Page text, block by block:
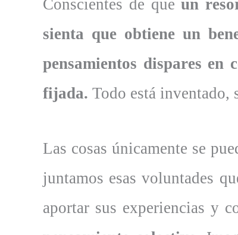
Conscientes de queun
sienta que obtiene un
pensamientos dispares
fijada. Todo está inventado,
Las cosas únicamente se
juntamos esas voluntades
aportar sus experiencias y